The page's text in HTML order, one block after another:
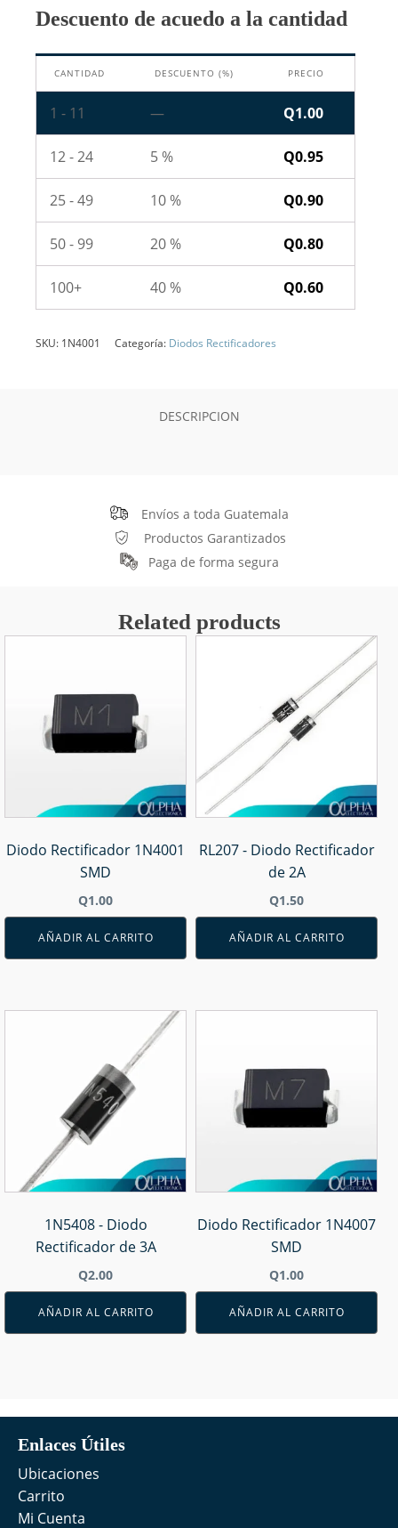
Descuento de acuedo a la cantidad
CANTIDAD DESCUENTO (%) PRECIO
1 - 11 — Q1.00
12 - 24 5 % Q0.95
25 - 49 10 % Q0.90
50 - 99 20 % Q0.80
100+ 40 % Q0.60
SKU: 1N4001 Categoría: Diodos Rectificadores
DESCRIPCION
Envíos a toda Guatemala
Productos Garantizados
Paga de forma segura
Related products
Diodo Rectificador 1N4001
SMD
Q1.00
AÑADIR AL CARRITO
RL207 - Diodo Rectificador
de 2A
Q1.50
AÑADIR AL CARRITO
1N5408 - Diodo
Rectificador de 3A
Q2.00
AÑADIR AL CARRITO
Diodo Rectificador 1N4007
SMD
Q1.00
AÑADIR AL CARRITO
Enlaces Útiles
Ubicaciones
Carrito
Mi Cuenta